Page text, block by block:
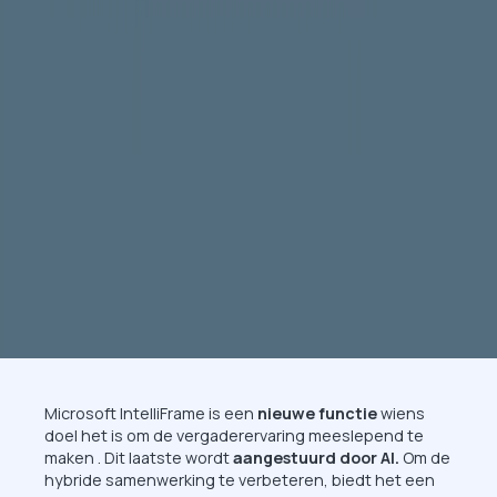
Microsoft IntelliFrame is een nieuwe functiewiens
doel het is om de vergaderervaring meeslepend te
maken . Dit laatste wordtaangestuurd door AI. Om de
hybride samenwerking te verbeteren, biedt het een